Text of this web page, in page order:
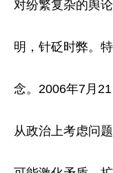
对纷繁复杂的舆
明，针砭时弊。
念。2006年7月
从政治上考虑问